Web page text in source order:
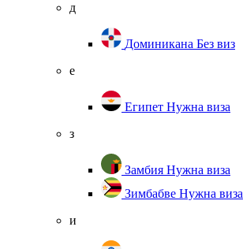
д
Доминикана Без виз
е
Египет Нужна виза
з
Замбия Нужна виза
Зимбабве Нужна виза
и